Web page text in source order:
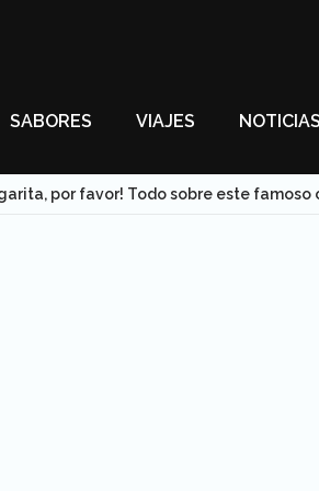
SABORES VIAJES NOTICIAS
por favor! Todo sobre este